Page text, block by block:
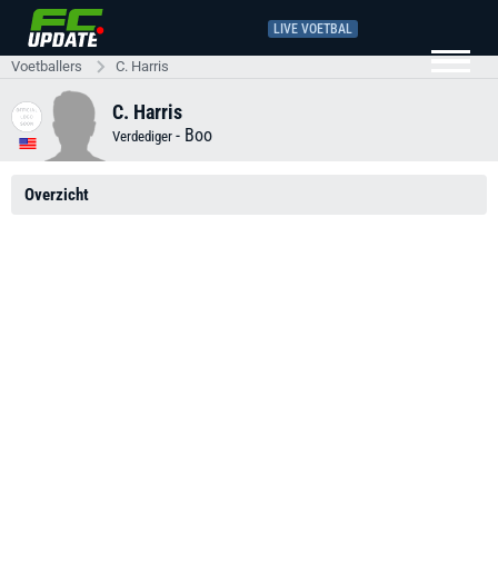
LIVE VOETBAL
Voetballers C. Harris
C. Harris
Verdediger - Boo
Overzicht